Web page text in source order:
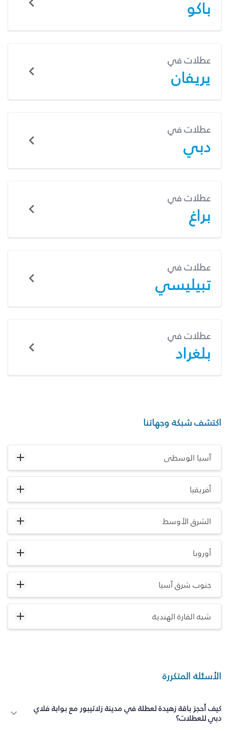
باكو
عطلات في
يريفان
عطلات في
دبي
عطلات في
براغ
عطلات في
تبيليسي
عطلات في
بلغراد
اكتشف شبكة وجهاتنا
آسيا الوسطى
أفريقيا
الشرق الأوسط
أوروبا
جنوب شرق آسيا
شبه القارة الهندية
الأسئلة المتكررة
كيف أحجز باقة زهيدة لعطلة في مدينة زلاتيبور مع بوابة فلاي
دبي للعطلات؟